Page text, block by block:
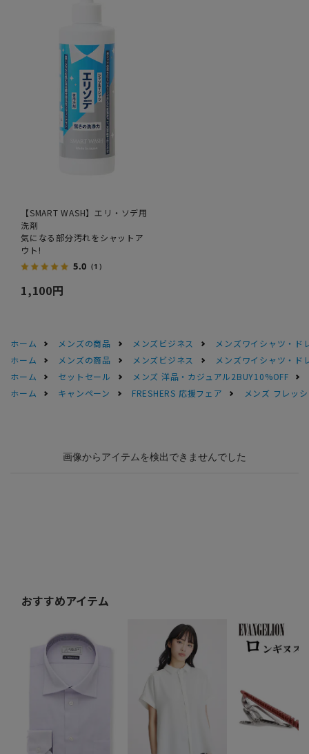
【SMART WASH】エリ・ソデ用
洗剤
気になる部分汚れをシャットア
ウト!
5.0 （1）
1,100円
ホーム メンズの商品 メンズビジネス
メンズワイシャツ・ド
ホーム
メンズの商品 メンズビジネス
メンズワイシャツ・ド
ホーム
セットセール
メンズ 洋品・カジュアル2BUY10%OFF
ホーム
キャンペーン FRESHERS 応援フェア メンズ フレッ